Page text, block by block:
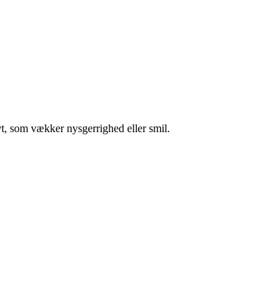
som vækker nysgerrighed eller smil.